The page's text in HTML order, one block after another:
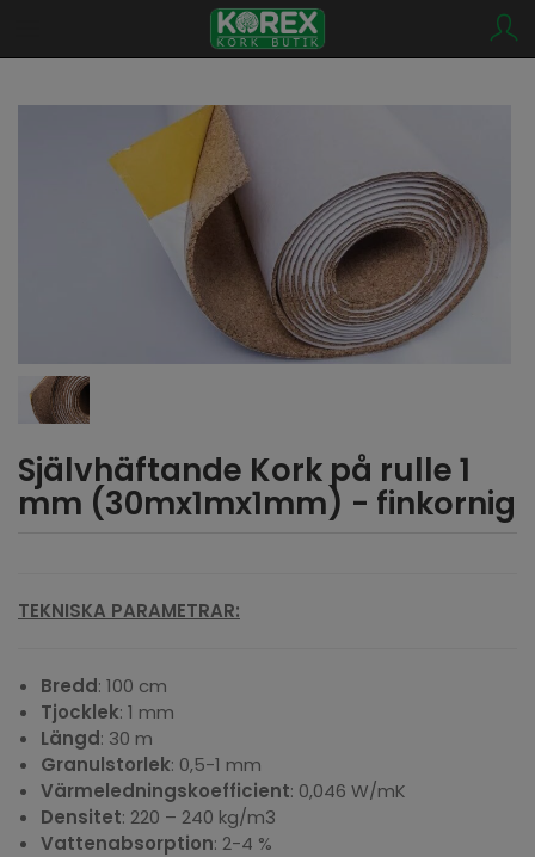
Självhäftande Kork på rulle 1
mm (30mx1mx1mm) - finkornig
TEKNISKA PARAMETRAR:
Bredd: 100 cm
Tjocklek: 1 mm
Längd: 30 m
Granulstorlek: 0,5-1 mm
Värmeledningskoefficient: 0,046 W/mK
Densitet: 220 – 240 kg/m3
Vattenabsorption: 2-4 %